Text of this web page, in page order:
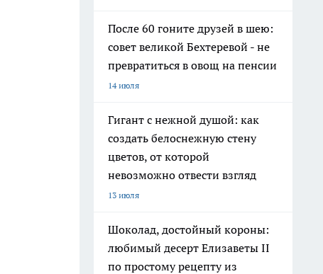
После 60 гоните друзей в шею:
совет великой Бехтеревой - не
превратиться в овощ на пенсии
14 июля
Гигант с нежной душой: как
создать белоснежную стену
цветов, от которой
невозможно отвести взгляд
13 июля
Шоколад, достойный короны:
любимый десерт Елизаветы II
по простому рецепту из